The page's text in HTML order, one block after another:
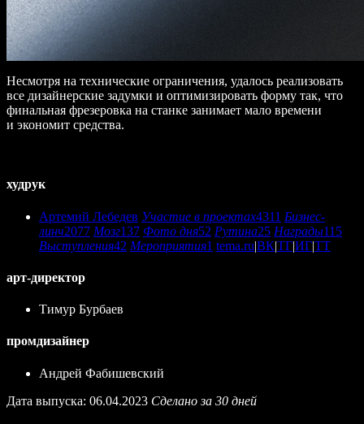
Несмотря на технические ограничения, удалось реализовать
все дизайнерские задумки и оптимизировать форму так, что
финальная фрезеровка на станке занимает мало времени
и экономит средства.
худрук
Артемий Лебедев Участие в проектах4311 Бизнес-
линч2077 Мозг137 Фото дня52 Рутина25 Награды115
Выступления42 Мероприятия1 tema.ru|ВК|ТГ|ИГ|ТТ
арт-директор
Тимур Бурбаев
промдизайнер
Андрей Фабишевский
Дата выпуска: 06.04.2023 Сделано за 30 дней